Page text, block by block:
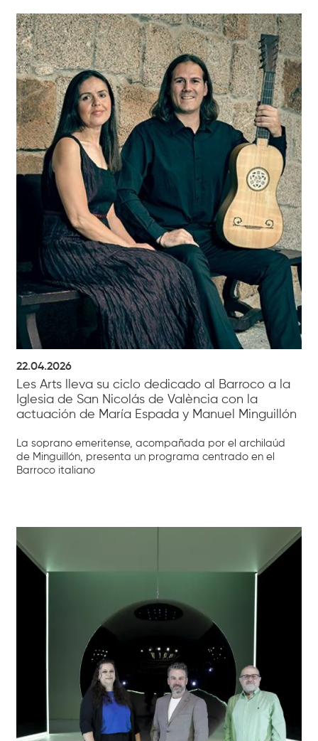
22.04.2026
Les Arts lleva su ciclo dedicado al Barroco a la
Iglesia de San Nicolás de València con la
actuación de María Espada y Manuel Minguillón
La soprano emeritense, acompañada por el archilaúd
de Minguillón, presenta un programa centrado en el
Barroco italiano